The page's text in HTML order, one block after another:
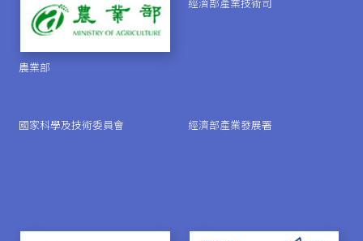
農業部
經濟部產業技術司
國家科學及技術委員會 經濟部產業發展署